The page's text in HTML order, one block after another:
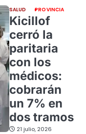
SALUD PROVINCIA
Kicillof
cerró la
paritaria
con los
médicos:
cobrarán
un 7% en
dos tramos
21 julio, 2026